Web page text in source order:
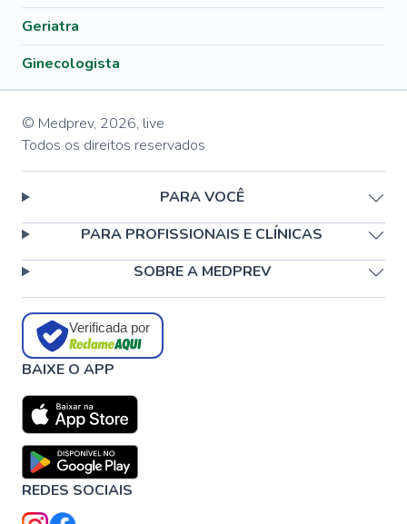
Geriatra
Ginecologista
© Medprev, 2026, live
Todos os direitos reservados
PARA VOCÊ
PARA PROFISSIONAIS E CLÍNICAS
SOBRE A MEDPREV
Verificada por
BAIXE O APP
REDES SOCIAIS